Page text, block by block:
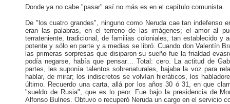
Donde ya no cabe "pasar" así no más es en el capítulo comunista.
De "los cuatro grandes", ninguno como Neruda cae tan indefenso
eran las palabras, en el terreno de las imágenes; el amor al
terrateniente, tradicional, de familias coloniales, tan establecido y
potente y sólo en parte y a medias se libró. Cuando don
las primeras sorpresas que disiparon su sueño fue la frialdad
podía negarse, había que pensar… Total: cero. La actitud de
partes, les suponía talentos sobrenaturales, bajaba la voz para
hablar, de mirar; los indiscretos se volvían hieráticos, los
último. Recuerdo una carta, allá por los años 30 ó 31, en que
"sueldo de Rusia", que es lo peor. Fue bajo la presidencia de
Alfonso Bulnes. Obtuvo o recuperó Neruda un cargo en el servicio